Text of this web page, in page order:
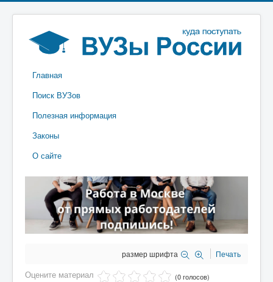
Главная
Поиск ВУЗов
Полезная информация
Законы
О сайте
размер шрифта Печать
Оцените материал (0 голосов)